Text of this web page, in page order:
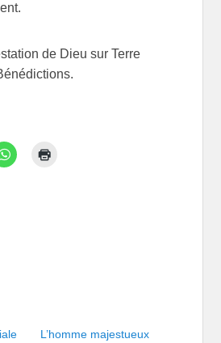
de Dieu sur Terre
L’homme majestueux